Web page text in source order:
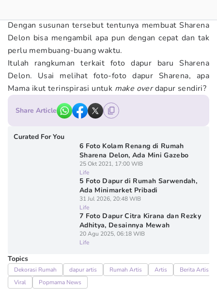
Dengan susunan tersebut tentunya membuat Sharena
Delon bisa mengambil apa pun dengan cepat dan tak
perlu membuang-buang waktu.
Itulah rangkuman terkait foto dapur baru Sharena
Delon. Usai melihat foto-foto dapur Sharena, apa
Mama ikut terinspirasi untuk make overdapur sendiri?
Share Article
Curated For You
6 Foto Kolam Renang di Rumah
Sharena Delon, Ada Mini Gazebo
25 Okt 2021, 17:00 WIB
Life
5 Foto Dapur di Rumah Sarwendah,
Ada Minimarket Pribadi
31 Jul 2026, 20:48 WIB
Life
7 Foto Dapur Citra Kirana dan Rezky
Adhitya, Desainnya Mewah
20 Agu 2025, 06:18 WIB
Life
Topics
Dekorasi Rumah dapur artis Rumah Artis Artis
Berita Artis
Viral
Popmama News